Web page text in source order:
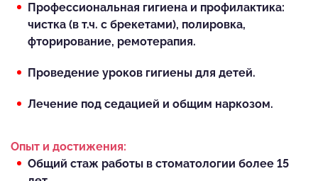
Профессиональная гигиена и профилактика:
чистка (в т.ч. с брекетами), полировка,
фторирование, ремотерапия.
Проведение уроков гигиены для детей.
Лечение под седацией и общим наркозом.
Опыт и достижения:
Общий стаж работы в стоматологии более 15